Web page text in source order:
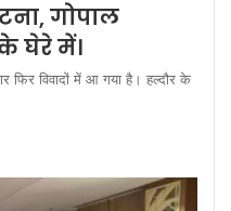
गोपाल
घेरे में।
फिर विवादों में आ गया है। हल्दौर के